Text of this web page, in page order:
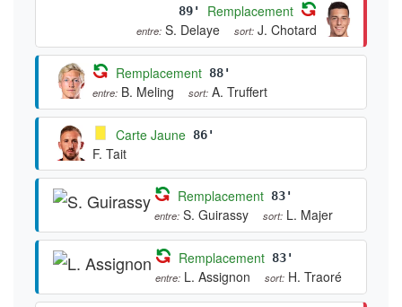
89' Remplacement
entre: S. Delaye sort: J. Chotard
Remplacement 88'
entre: B. Meling sort: A. Truffert
Carte Jaune 86'
F. Tait
Remplacement 83'
entre: S. Guirassy sort: L. Majer
Remplacement 83'
entre: L. Assignon sort: H. Traoré